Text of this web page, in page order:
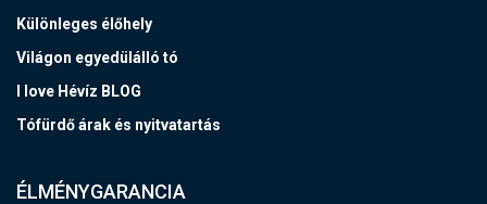
Különleges élőhely
Világon egyedülálló tó
I love Hévíz BLOG
Tófürdő árak és nyitvatartás
ÉLMÉNYGARANCIA